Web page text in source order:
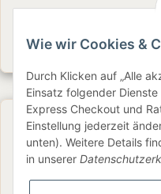
Newsletter Abonnieren
Gesetzliche
Informationen
Wie wir Cookies &
Durch Klicken auf „Alle
Einsatz folgender
Express Checkout und
Einstellung jederzeit
unten). Weitere Details
in unserer